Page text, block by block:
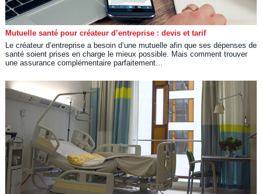
Mutuelle santé pour créateur d’entreprise : devis et tarif
Le créateur d’entreprise a besoin d’une mutuelle afin que ses dépenses de
santé soient prises en charge le mieux possible. Mais comment trouver
une assurance complémentaire parfaitement...